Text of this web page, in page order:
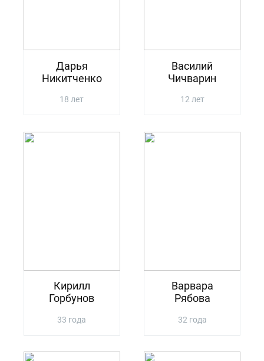
Дарья
Никитченко
18 лет
Василий
Чичварин
12 лет
Кирилл
Горбунов
33 года
Варвара
Рябова
32 года